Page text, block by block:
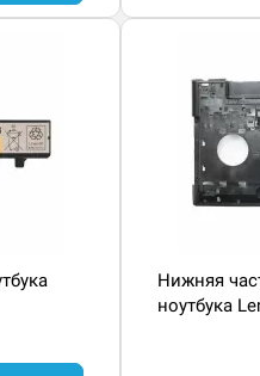
Нижняя
ноутбука